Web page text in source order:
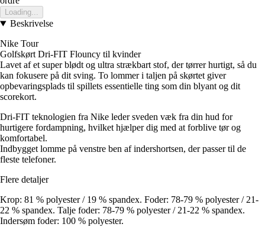
Loading...
Beskrivelse
Nike Tour
Golfskørt Dri-FIT Flouncy til kvinder
Lavet af et super blødt og ultra strækbart stof, der tørrer hurtigt, så du
kan fokusere på dit sving. To lommer i taljen på skørtet giver
opbevaringsplads til spillets essentielle ting som din blyant og dit
scorekort.
Dri-FIT teknologien fra Nike leder sveden væk fra din hud for
hurtigere fordampning, hvilket hjælper dig med at forblive tør og
komfortabel.
Indbygget lomme på venstre ben af indershortsen, der passer til de
fleste telefoner.
Flere detaljer
Krop: 81 % polyester / 19 % spandex. Foder: 78-79 % polyester / 21-
22 % spandex. Talje foder: 78-79 % polyester / 21-22 % spandex.
Indersøm foder: 100 % polyester.